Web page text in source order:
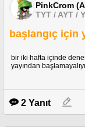
PinkCrom
TYT / AYT /
başlangıç için
bir iki hafta içinde
yayından
2 Yanıt